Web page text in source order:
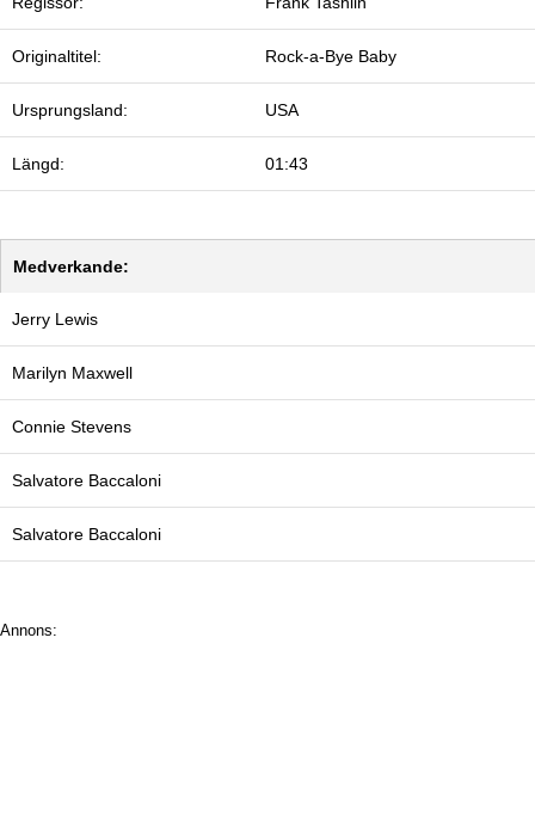
Originaltitel: Rock-a-Bye Baby
Ursprungsland: USA
Längd: 01:43
Medverkande:
Jerry Lewis
Marilyn Maxwell
Connie Stevens
Salvatore Baccaloni
Salvatore Baccaloni
Annons: